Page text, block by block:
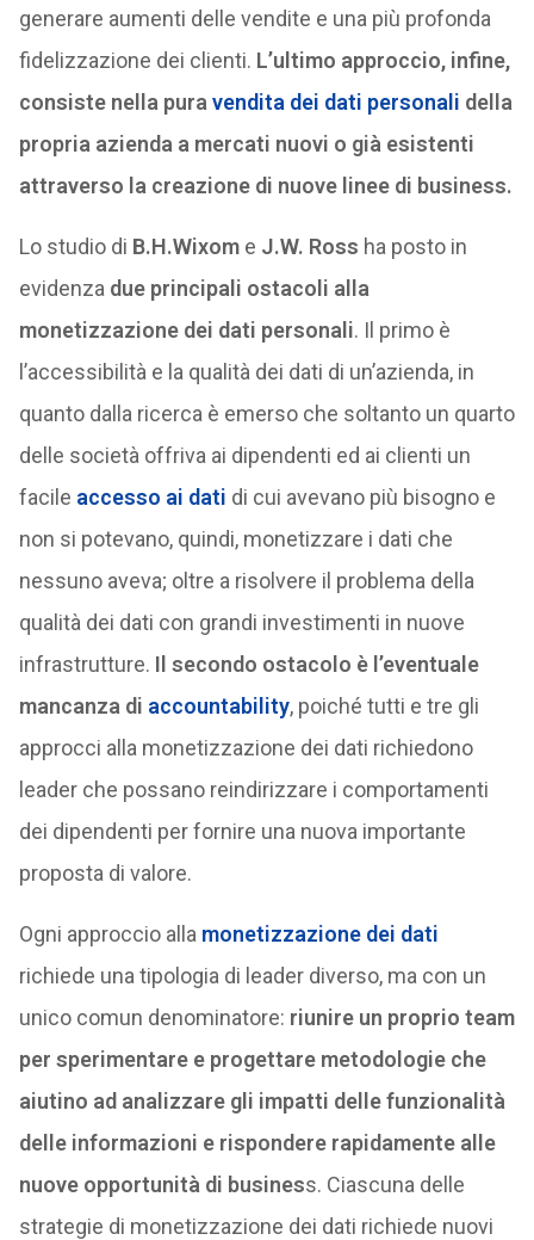
generare aumenti delle vendite e una più profonda
fidelizzazione dei clienti. L’ultimo approccio, infine,
consiste nella pura vendita dei dati personali della
propria azienda a mercati nuovi o già esistenti
attraverso la creazione di nuove linee di business.
Lo studio di B.H.Wixome J.W. Ross ha posto in
evidenza due principali ostacoli alla
monetizzazione dei dati personali. Il primo è
l’accessibilità e la qualità dei dati di un’azienda, in
quanto dalla ricerca è emerso che soltanto un quarto
delle società offriva ai dipendenti ed ai clienti un
facile accesso ai dati di cui avevano più bisogno e
non si potevano, quindi, monetizzare i dati che
nessuno aveva; oltre a risolvere il problema della
qualità dei dati con grandi investimenti in nuove
infrastrutture. Il secondo ostacolo è l’eventuale
mancanza di accountability, poiché tutti e tre gli
approcci alla monetizzazione dei dati richiedono
leader che possano reindirizzare i comportamenti
dei dipendenti per fornire una nuova importante
proposta di valore.
Ogni approccio alla monetizzazione dei dati
richiede una tipologia di leader diverso, ma con un
unico comun denominatore: riunire un proprio team
per sperimentare e progettare metodologie che
aiutino ad analizzare gli impatti delle funzionalità
delle informazioni e rispondere rapidamente alle
nuove opportunità di business. Ciascuna delle
strategie di monetizzazione dei dati richiede nuovi